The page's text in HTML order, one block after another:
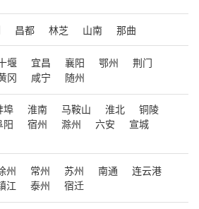
昌都 林芝 山南 那曲
堰 宜昌 襄阳 鄂州
荆门
冈 咸宁 随州
埠 淮南 马鞍山 淮北
铜陵
阳 宿州 滁州 六安
宣城
州 常州 苏州 南通
连云港
江 泰州 宿迁